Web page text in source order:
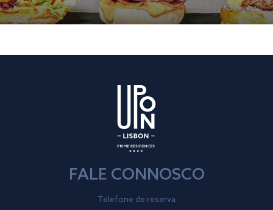
FALE CONNOSCO
Telefone de reserva